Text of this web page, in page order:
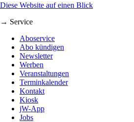
Diese Website auf einen Blick
→ Service
Aboservice
Abo kündigen
Newsletter
Werben
Veranstaltungen
Terminkalender
Kontakt
Kiosk
jW-App
Jobs